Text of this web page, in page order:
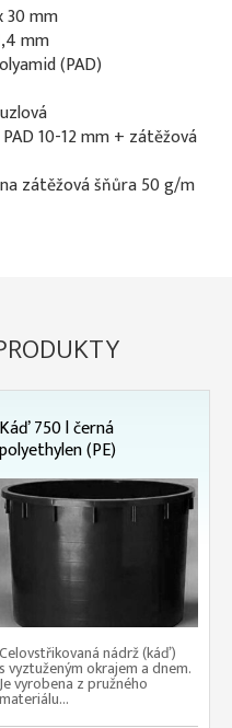
30 mm
mm
(PAD)
10-12 mm + zátěžová
zátěžová šňůra 50 g/m
Káď 750 l černá
polyethylen (PE)
Celovstřikovaná nádrž (káď)
s vyztuženým okrajem a dnem.
Je vyrobena z pružného
materiálu...